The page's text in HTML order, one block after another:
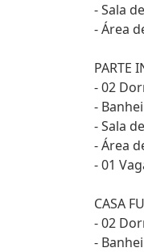
- Sala
- Área
PARTE
- 02
-
- Sala
- Área
- 01
CASA
- 02
-